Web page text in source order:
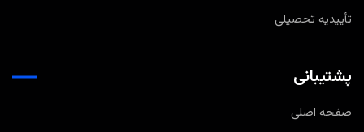
تأییدیه تحصیلی
پشتیبانی
صفحه اصلی